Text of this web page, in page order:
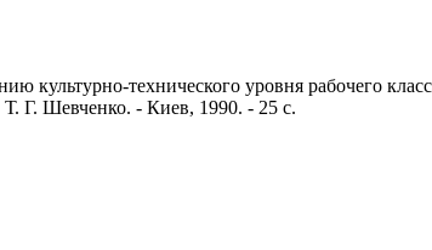
культурно-технического уровня рабочего
Г. Шевченко. - Киев, 1990. - 25 с.